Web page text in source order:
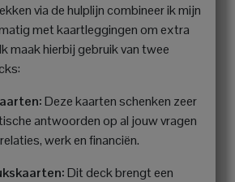
via de hulplijn combineer ik mijn
met kaartleggingen om extra
maak hierbij gebruik van twee
Deze kaarten schenken zeer
antwoorden op al jouw vragen
werk en financiën.
Dit deck brengt een